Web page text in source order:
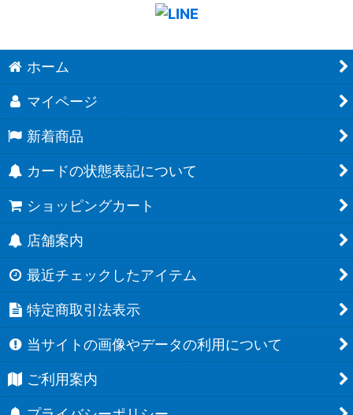
ホーム
マイページ
新着商品
カードの状態表記について
ショッピングカート
店舗案内
最近チェックしたアイテム
特定商取引法表示
当サイトの画像やデータの利用について
ご利用案内